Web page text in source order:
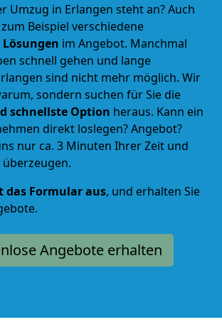
Umzug in Erlangen steht an? Auch
Beispiel verschiedene
im Angebot. Manchmal
schnell gehen und lange
sind nicht mehr möglich. Wir
sondern suchen für Sie die
schnellste Option heraus. Kann ein
direkt loslegen? Angebot?
nur ca. 3 Minuten Ihrer Zeit und
das Formular aus, und erhalten Sie
Angebote erhalten